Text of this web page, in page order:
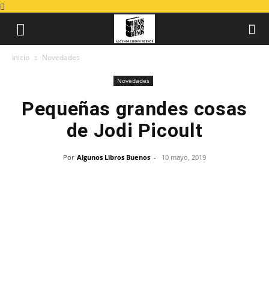
Inicio Novedades
Novedades
Pequeñas grandes cosas
de Jodi Picoult
Por Algunos Libros Buenos - 10 mayo, 2019